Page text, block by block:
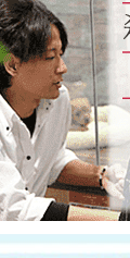
2026-07-24
【大決算2026開
大決算フェア開
香川県
多津店
期間中
店とし
スで元
お迎え
い！ワ
として